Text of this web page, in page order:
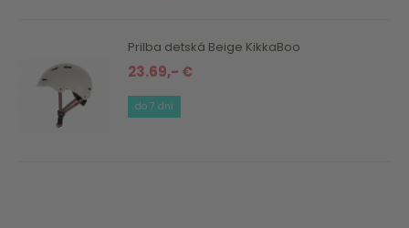
Prilba detská Beige KikkaBoo
23.69,- €
do 7 dní